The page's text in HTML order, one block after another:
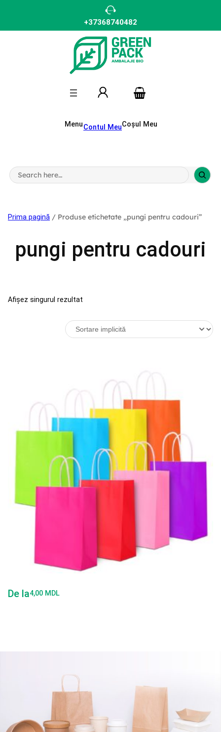
+37368740482
MenuContul MeuCoșul Meu
S
e
h
Prima pagină / Produse etichetate „pungi pentru cadouri”
pungi pentru cadouri
Afișez singurul rezultat
De la4,00 MDL